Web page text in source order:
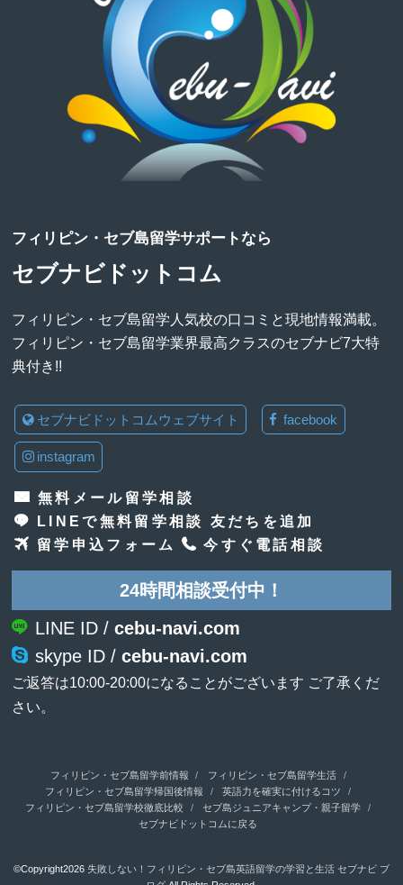
フィリピン・セブ島留学サポートなら
セブナビドットコム
フィリピン・セブ島留学人気校の口コミと現地情報満載。
フィリピン・セブ島留学業界最高クラスのセブナビ7大特
典付き!!
セブナビドットコムウェブサイト facebook
instagram
無料メール留学相談
LINEで無料留学相談 友だちを追加
留学申込フォーム
今すぐ電話相談
24時間相談受付中！
LINE ID /cebu-navi.com
skype ID /cebu-navi.com
ご返答は10:00-20:00になることがございます ご了承くだ
さい。
フィリピン・セブ島留学前情報
フィリピン・セブ島留学生活
フィリピン・セブ島留学帰国後情報
英語力を確実に付けるコツ
フィリピン・セブ島留学校徹底比較
セブ島ジュニアキャンプ・親子留学
セブナビドットコムに戻る
©Copyright2026 失敗しない！フィリピン・セブ島英語留学の学習と生活 セブナビ ブ